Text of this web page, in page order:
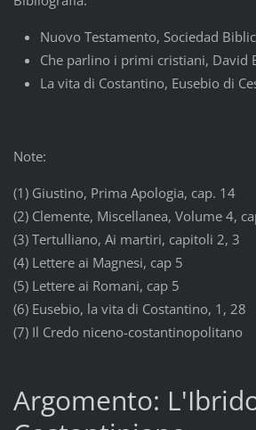
Nuovo Testamento, Sociedad
Che parlino i primi cristiani, David
La vita di Costantino, Eusebio di
Note:
(1) Giustino, Prima Apologia, cap. 14
(2) Clemente, Miscellanea, Volume 4,
(3) Tertulliano, Ai martiri, capitoli 2, 3
(4) Lettere ai Magnesi, cap 5
(5) Lettere ai Romani, cap 5
(6) Eusebio, la vita di Costantino, 1, 28
(7) Il Credo niceno-costantinopolitano
Argomento: